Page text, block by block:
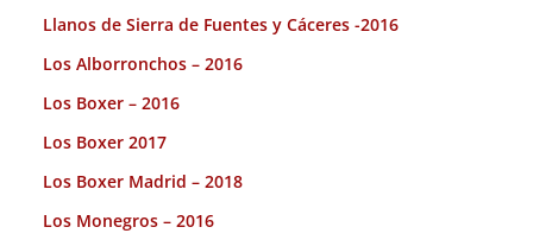
Llanos de Sierra de Fuentes y Cáceres -2016
Los Alborronchos – 2016
Los Boxer – 2016
Los Boxer 2017
Los Boxer Madrid – 2018
Los Monegros – 2016